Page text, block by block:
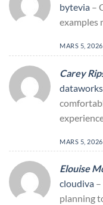
bytevia –
examples
MARS 5,
Carey
dataworks
MARS 5,
Elouise
cloudiva
planning